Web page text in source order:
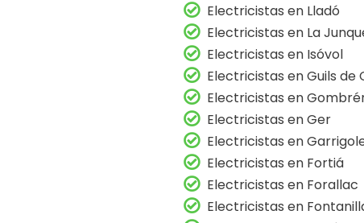
Electricistas en Lladó
Electricistas en La
Electricistas en Isóvol
Electricistas en Guils de
Electricistas en
Electricistas en Ger
Electricistas en
Electricistas en Fortiá
Electricistas en Forallac
Electricistas en